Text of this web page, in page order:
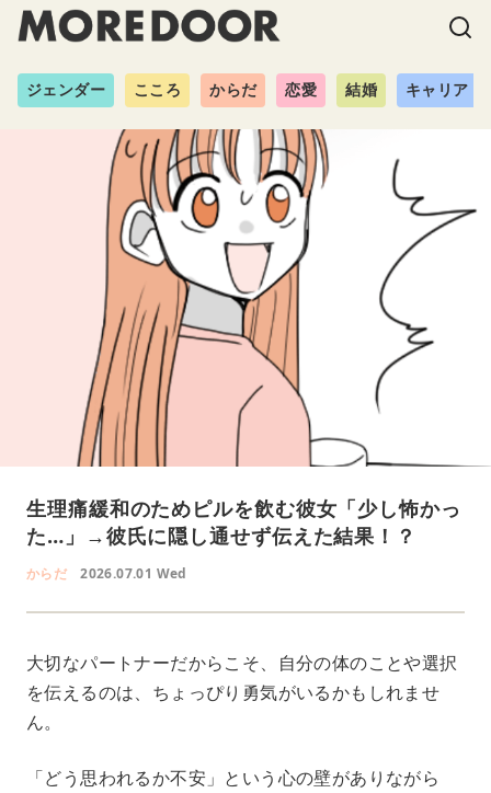
ジェンダー こころ からだ 恋愛 結婚 キャリア
生理痛緩和のためピルを飲む彼女「少し怖かっ
た…」→彼氏に隠し通せず伝えた結果！？
からだ 2026.07.01 Wed
大切なパートナーだからこそ、自分の体のことや選択
を伝えるのは、ちょっぴり勇気がいるかもしれませ
ん。
「どう思われるか不安」という心の壁がありながら